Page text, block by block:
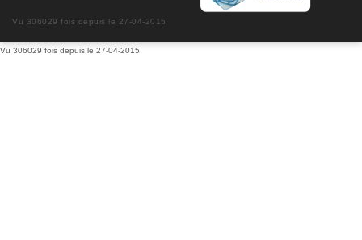
Vu 306029 fois depuis le 27-04-2015
Vu 306029 fois depuis le 27-04-2015